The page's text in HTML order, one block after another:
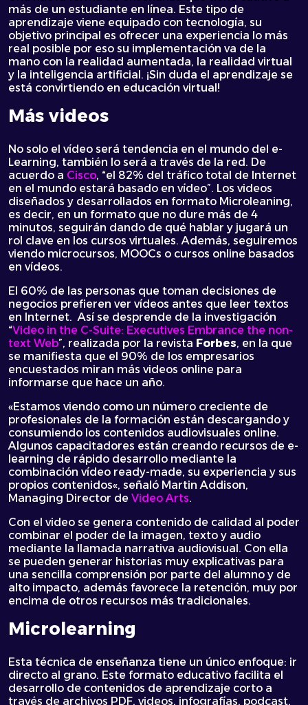
más de un estudiante en línea. Este tipo de
aprendizaje viene equipado con tecnología, su
objetivo principal es ofrecer una experiencia lo más
real posible por eso su implementación va de la
mano con la realidad aumentada, la realidad virtual
y la inteligencia artificial. ¡Sin duda el aprendizaje se
está convirtiendo en educación virtual!
Más videos
No solo el vídeo será tendencia en el mundo del e-
Learning, también lo será a través de la red. De
acuerdo a Cisco, “el 82% del tráfico total de Internet
en el mundo estará basado en vídeo”. Los videos
diseñados y desarrollados en formato Microleaning,
es decir, en un formato que no dure más de 4
minutos, seguirán dando de qué hablar y jugará un
rol clave en los cursos virtuales. Además, seguiremos
viendo microcursos, MOOCs o cursos online basados
en vídeos.
El 60% de las personas que toman decisiones de
negocios prefieren ver vídeos antes que leer textos
en Internet. Así se desprende de la investigación
“Video in the C-Suite: Executives Embrance the non-
text Web”, realizada por la revista Forbes, en la que
se manifiesta que el 90% de los empresarios
encuestados miran más videos online para
informarse que hace un año.
«Estamos viendo como un número creciente de
profesionales de la formación están descargando y
consumiendo los contenidos audiovisuales online.
Algunos capacitadores están creando recursos de e-
learning de rápido desarrollo mediante la
combinación vídeo ready-made, su experiencia y sus
propios contenidos«, señaló Martin Addison,
Managing Director de Video Arts.
Con el video se genera contenido de calidad al poder
combinar el poder de la imagen, texto y audio
mediante la llamada narrativa audiovisual. Con ella
se pueden generar historias muy explicativas para
una sencilla comprensión por parte del alumno y de
alto impacto, además favorece la retención, muy por
encima de otros recursos más tradicionales.
Microlearning
Esta técnica de enseñanza tiene un único enfoque: ir
directo al grano. Este formato educativo facilita el
desarrollo de contenidos de aprendizaje corto a
través de archivos PDF, videos, infografías, podcast,